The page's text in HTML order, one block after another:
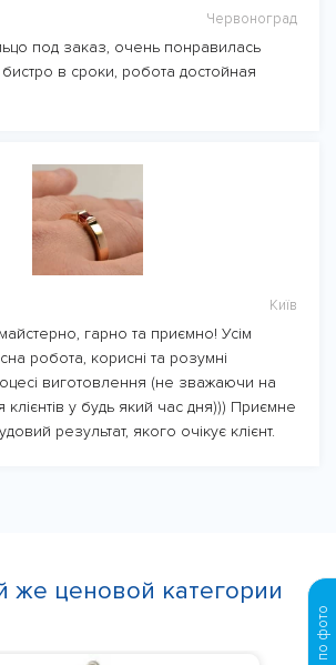
Червоноград
под заказ, очень понравилась
в сроки, робота достойная
Київ
гарно та приємно! Усім
робота, корисні та розумні
виготовлення (не зважаючи на
клієнтів у будь який час дня))) Приємне
результат, якого очікує клієнт.
же ценовой категории